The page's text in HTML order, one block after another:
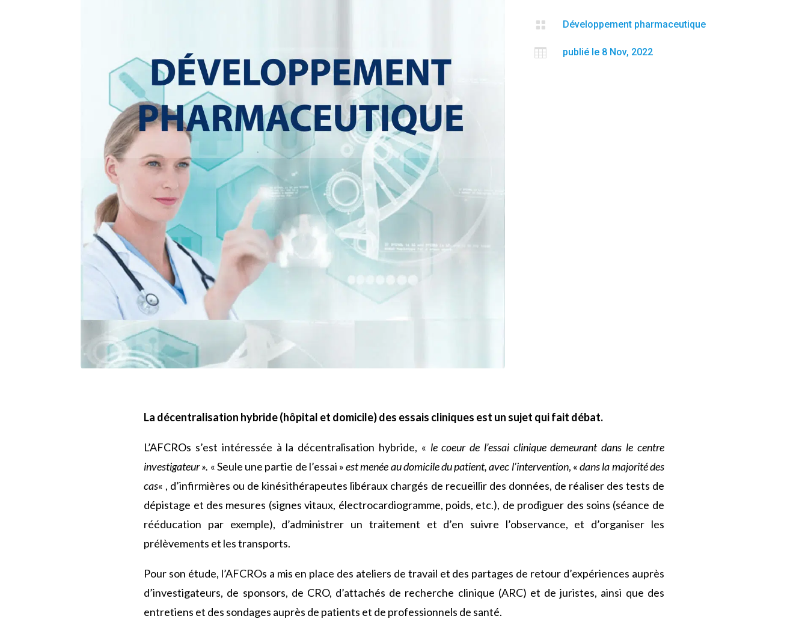
 Développement pharmaceutique
 publié le 8 Nov, 2022
La décentralisation hybride (hôpital et domicile) des essais cliniques est un sujet qui fait débat.
L’AFCROs s’est intéressée à la décentralisation hybride, « le coeur de l’essai clinique demeurant dans le centre
investigateur ». « Seule une partie de l’essai »est menée au domicile du patient, avec l’intervention, «dans la majorité des
cas« , d’infirmières ou de kinésithérapeutes libéraux chargés de recueillir des données, de réaliser des tests de
dépistage et des mesures (signes vitaux, électrocardiogramme, poids, etc.), de prodiguer des soins (séance de
rééducation par exemple), d’administrer un traitement et d’en suivre l’observance, et d’organiser les
prélèvements et les transports.
Pour son étude, l’AFCROs a mis en place des ateliers de travail et des partages de retour d’expériences auprès
d’investigateurs, de sponsors, de CRO, d’attachés de recherche clinique (ARC) et de juristes, ainsi que des
entretiens et des sondages auprès de patients et de professionnels de santé.